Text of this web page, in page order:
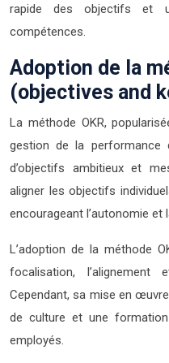
rapide des objectifs et
compétences.
Adoption de la
(objectives and
La méthode OKR,
gestion de la performance
d’objectifs ambitieux et
aligner les objectifs
encourageant l’autonomie et
L’adoption de la méthode
focalisation, l’alignement
Cependant, sa mise en
de culture et une
employés.